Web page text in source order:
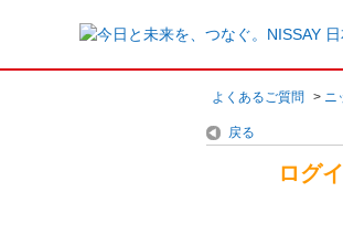
よくあるご質問 > ニ
戻る
ログ